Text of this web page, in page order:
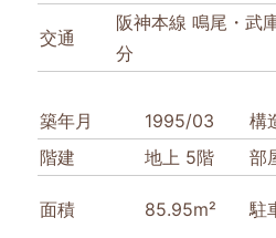
交通
阪神本線 鳴尾・武
分
築年月 1995/03 構
階建
地上 5階 部
面積 85.95m² 駐